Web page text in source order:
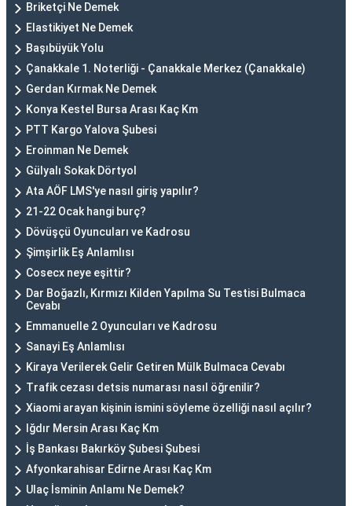
Briketçi Ne Demek
Elastikiyet Ne Demek
Başıbüyük Yolu
Çanakkale 1. Noterliği - Çanakkale Merkez (Çanakkale)
Gerdan Kırmak Ne Demek
Konya Kestel Bursa Arası Kaç Km
PTT Kargo Yalova Şubesi
Eroinman Ne Demek
Gülyalı Sokak Dörtyol
Ata AÖF LMS'ye nasıl giriş yapılır?
21-22 Ocak hangi burç?
Dövüşçü Oyuncuları ve Kadrosu
Şimşirlik Eş Anlamlısı
Cosecx neye eşittir?
Dar Boğazlı, Kırmızı Kilden Yapılma Su Testisi Bulmaca
Cevabı
Emmanuelle 2 Oyuncuları ve Kadrosu
Sanayi Eş Anlamlısı
Kiraya Verilerek Gelir Getiren Mülk Bulmaca Cevabı
Trafik cezası detsis numarası nasıl öğrenilir?
Xiaomi arayan kişinin ismini söyleme özelliği nasıl açılır?
Iğdır Mersin Arası Kaç Km
İş Bankası Bakırköy Şubesi Şubesi
Afyonkarahisar Edirne Arası Kaç Km
Ulaç İsminin Anlamı Ne Demek?